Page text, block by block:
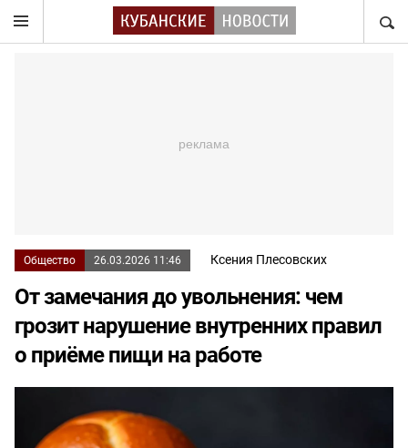
Общество 26.03.2026 11:46 Ксения Плесовских
От замечания до увольнения: чем
грозит нарушение внутренних правил
о приёме пищи на работе